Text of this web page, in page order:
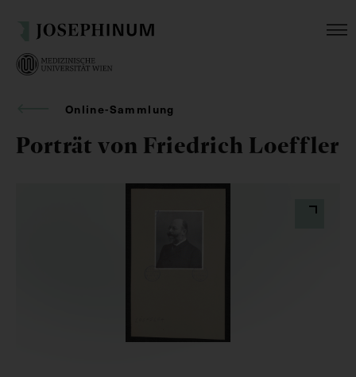
Online-Sammlung
Porträt von Friedrich Loeffler